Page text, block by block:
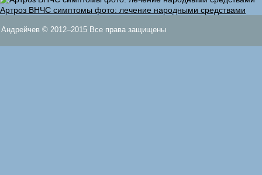
Артроз ВНЧС симптомы фото: лечение народными средствами
Андрейчев © 2012–2015 Все права защищены